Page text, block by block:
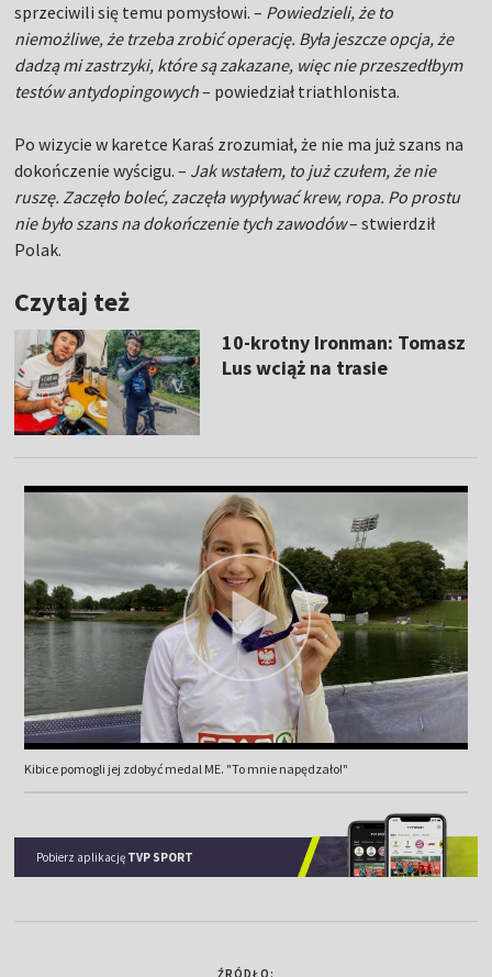
sprzeciwili się temu pomysłowi. – Powiedzieli, że to
niemożliwe, że trzeba zrobić operację. Była jeszcze opcja, że
dadzą mi zastrzyki, które są zakazane, więc nie przeszedłbym
testów antydopingowych– powiedział triathlonista.
Po wizycie w karetce Karaś zrozumiał, że nie ma już szans na
dokończenie wyścigu. – Jak wstałem, to już czułem, że nie
ruszę. Zaczęło boleć, zaczęła wypływać krew, ropa. Po prostu
nie było szans na dokończenie tych zawodów– stwierdził
Polak.
Czytaj też
10-krotny Ironman: Tomasz
Lus wciąż na trasie
Kibice pomogli jej zdobyć medal ME. "To mnie napędzało!"
Pobierz aplikację TVP SPORT
ŹRÓDŁO: